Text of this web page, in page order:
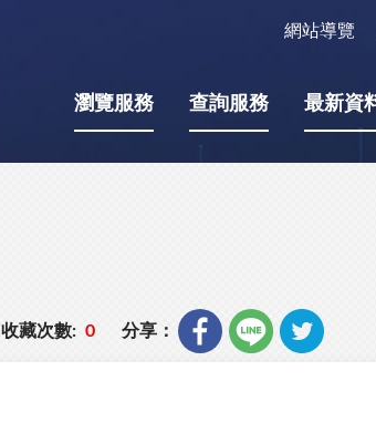
網站導覽
瀏覽服務 查詢服務 最新資
收藏次數: 0 分享：